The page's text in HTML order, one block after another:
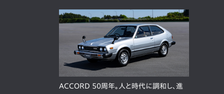
ACCORD 50周年。人と時代に調和し、進